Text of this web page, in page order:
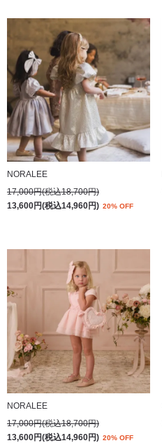
NORALEE
17,000円(税込18,700円)
13,600円(税込14,960円) 20% OFF
NORALEE
17,000円(税込18,700円)
13,600円(税込14,960円) 20% OFF